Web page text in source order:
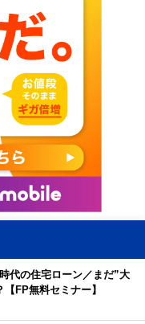
代の住宅ローン／まだ”大
FP無料セミナー】